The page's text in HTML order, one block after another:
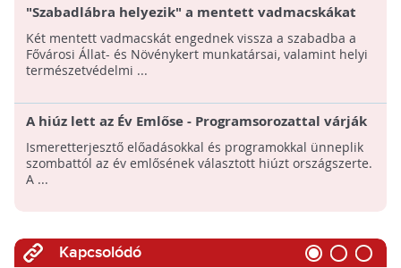
"Szabadlábra helyezik" a mentett vadmacskákat
Két mentett vadmacskát engednek vissza a szabadba a
Fővárosi Állat- és Növénykert munkatársai, valamint helyi
természetvédelmi ...
A hiúz lett az Év Emlőse - Programsorozattal várják
az érdeklődőket
Ismeretterjesztő előadásokkal és programokkal ünneplik
szombattól az év emlősének választott hiúzt országszerte.
A ...
Kapcsolódó